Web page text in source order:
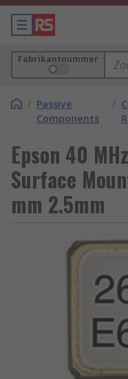
Fabrikantnummer
/ Passive
Components
/
Epson 40
Surface
mm 2.5mm